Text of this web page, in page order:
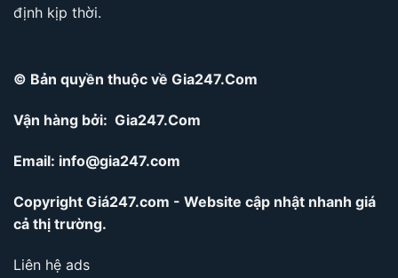
định kịp thời.
© Bản quyền thuộc về Gia247.Com
Vận hàng bởi: Gia247.Com
Email: info@gia247.com
Copyright Giá247.com - Website cập nhật nhanh giá
cả thị trường.
Liên hệ ads